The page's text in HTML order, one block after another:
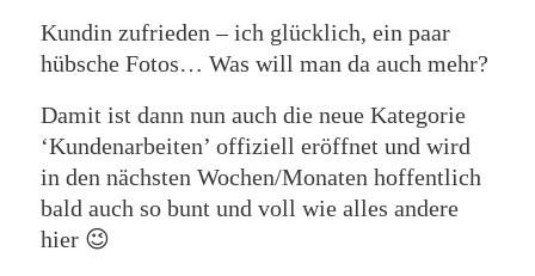
Kundin zufrieden – ich glücklich, ein paar
hübsche Fotos… Was will man da auch mehr?
Damit ist dann nun auch die neue Kategorie
‘Kundenarbeiten’ offiziell eröffnet und wird
in den nächsten Wochen/Monaten hoffentlich
bald auch so bunt und voll wie alles andere
hier 😉